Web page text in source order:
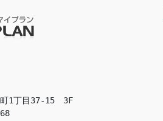
1丁目37-15　3F